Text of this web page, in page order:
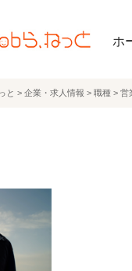
ホ
と > 企業・求人情報 > 職種 > 営